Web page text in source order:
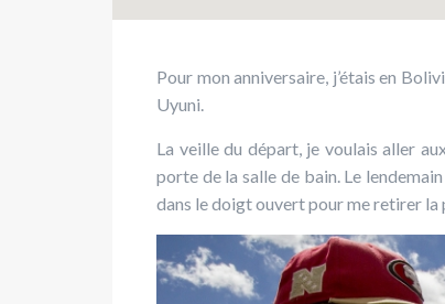
Pour mon anniversaire, j’étais en
Uyuni.
La veille du départ, je voulais aller
porte de la salle de bain. Le
dans le doigt ouvert pour me retirer la